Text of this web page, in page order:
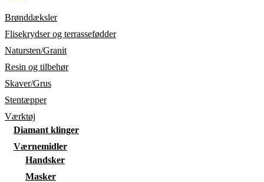
Brønddæksler
Flisekrydser og terrassefødder
Natursten/Granit
Resin og tilbehør
Skaver/Grus
Stentæpper
Værktøj
Diamant klinger
Værnemidler
Handsker
Masker